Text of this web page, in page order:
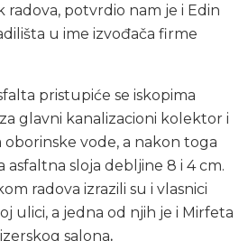
radova, potvrdio nam je i Edin
u ime izvođača firme
pristupiće se iskopima
glavni kanalizacioni kolektor i
oborinske vode, a nakon toga
asfaltna sloja debljine 8 i 4 cm.
radova izrazili su i vlasnici
ulici, a jedna od njih je i Mirfeta
salona.